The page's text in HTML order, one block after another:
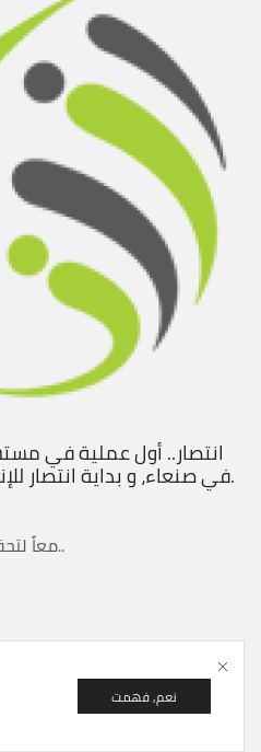
انتصار.. أول عملية في
في صنعاء، و بداية انتصار للإنسان ضد السرطان بإذن الله.
معاً لتحقيق 2000 عملية في 2025م..
نعم, فهمت